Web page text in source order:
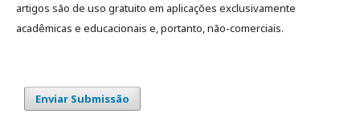
artigos são de uso gratuito em aplicações exclusivamente
acadêmicas e educacionais e, portanto, não-comerciais.
Enviar Submissão